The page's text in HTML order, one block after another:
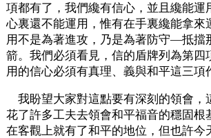
項都有了，我們纔有信心，並且纔能運
心裏還不能運用，惟有在手裏纔能拿來
用不是為著進攻，乃是為著防守—抵擋
箭。我們必須看見，信的盾牌列為第四
用的信心必須有真理、義與和平這三項
我盼望大家對這點要有深刻的領會，
花了許多工夫去領會和平福音的穩固根
在客觀上就有了和平的地位，但也許今